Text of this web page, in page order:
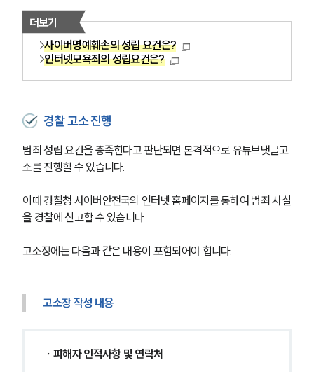
더보기
사이버명예훼손의 성립 요건은?
인터넷모욕죄의 성립요건은?
경찰 고소 진행
범죄 성립 요건을 충족한다고 판단되면 본격적으로 유튜브댓글고
소를 진행할 수 있습니다.
이때 경찰청 사이버안전국의 인터넷 홈페이지를 통하여 범죄 사실
을 경찰에 신고할 수 있습니다
고소장에는 다음과 같은 내용이 포함되어야 합니다.
고소장 작성 내용
∙ 피해자 인적사항 및 연락처